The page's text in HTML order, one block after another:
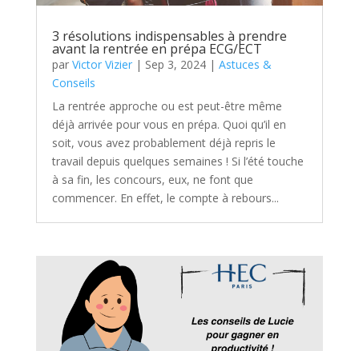
3 résolutions indispensables à prendre
avant la rentrée en prépa ECG/ECT
par Victor Vizier| Sep 3, 2024| Astuces &
Conseils
La rentrée approche ou est peut-être même
déjà arrivée pour vous en prépa. Quoi qu’il en
soit, vous avez probablement déjà repris le
travail depuis quelques semaines ! Si l’été touche
à sa fin, les concours, eux, ne font que
commencer. En effet, le compte à rebours...